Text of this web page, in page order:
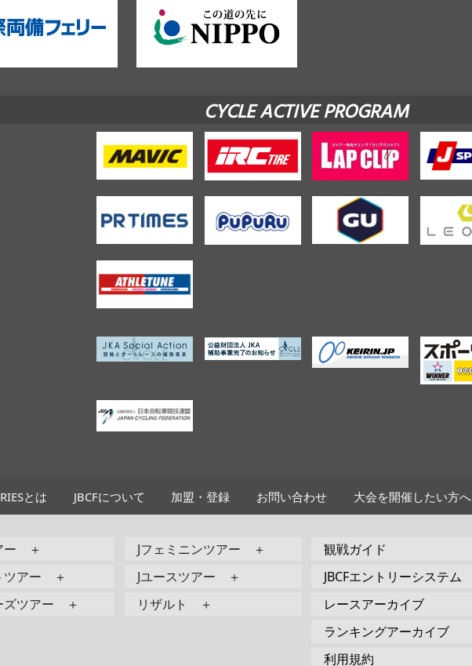
CYCLE ACTIVE PROGRAM
とは JBCFについて 加盟・登録 お問い合わせ 大会を開催したい方へ
ー ＋
ツアー ＋
ズツアー ＋
Jフェミニンツアー ＋
Jユースツアー ＋
リザルト ＋
観戦ガイド
JBCFエントリーシステム
レースアーカイブ
ランキングアーカイブ
利用規約